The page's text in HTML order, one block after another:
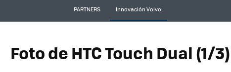
PARTNERS Innovación Volvo
Foto de HTC Touch Dual (1/3)